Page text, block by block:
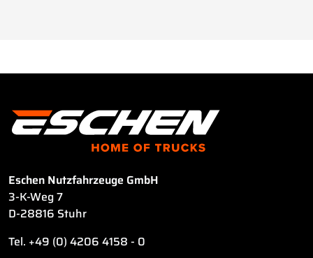
Eschen Nutzfahrzeuge GmbH
3-K-Weg 7
D-28816 Stuhr
Tel. +49 (0) 4206 4158 - 0